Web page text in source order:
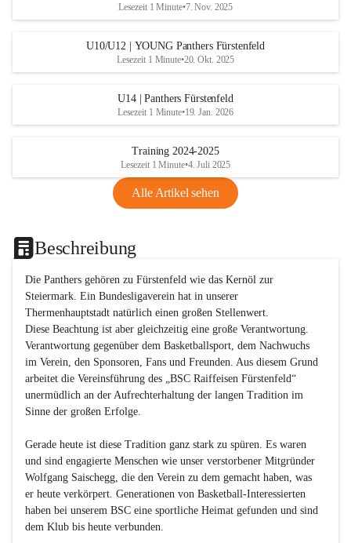
Lesezeit 1 Minute•7. Nov. 2025
U10/U12 | YOUNG Panthers Fürstenfeld
Lesezeit 1 Minute•20. Okt. 2025
U14 | Panthers Fürstenfeld
Lesezeit 1 Minute•19. Jan. 2026
Training 2024-2025
Lesezeit 1 Minute•4. Juli 2025
Alle Artikel sehen
Beschreibung
Die Panthers gehören zu Fürstenfeld wie das Kernöl zur
Steiermark. Ein Bundesligaverein hat in unserer
Thermenhauptstadt natürlich einen großen Stellenwert.
Diese Beachtung ist aber gleichzeitig eine große Verantwortung.
Verantwortung gegenüber dem Basketballsport, dem Nachwuchs
im Verein, den Sponsoren, Fans und Freunden. Aus diesem Grund
arbeitet die Vereinsführung des „BSC Raiffeisen Fürstenfeld“
unermüdlich an der Aufrechterhaltung der langen Tradition im
Sinne der großen Erfolge.
Gerade heute ist diese Tradition ganz stark zu spüren. Es waren
und sind engagierte Menschen wie unser verstorbener Mitgründer
Wolfgang Saischegg, die den Verein zu dem gemacht haben, was
er heute verkörpert. Generationen von Basketball-Interessierten
haben bei unserem BSC eine sportliche Heimat gefunden und sind
dem Klub bis heute verbunden.